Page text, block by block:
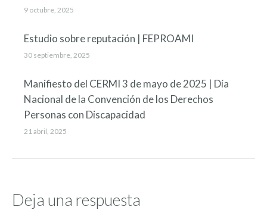
9 octubre, 2025
Estudio sobre reputación | FEPROAMI
30 septiembre, 2025
Manifiesto del CERMI 3 de mayo de 2025 | Día
Nacional de la Convención de los Derechos
Personas con Discapacidad
21 abril, 2025
Deja una respuesta